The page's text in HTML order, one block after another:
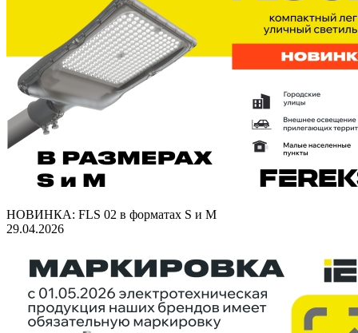
НОВИНКА: FLS 02 в форматах S и M
29.04.2026